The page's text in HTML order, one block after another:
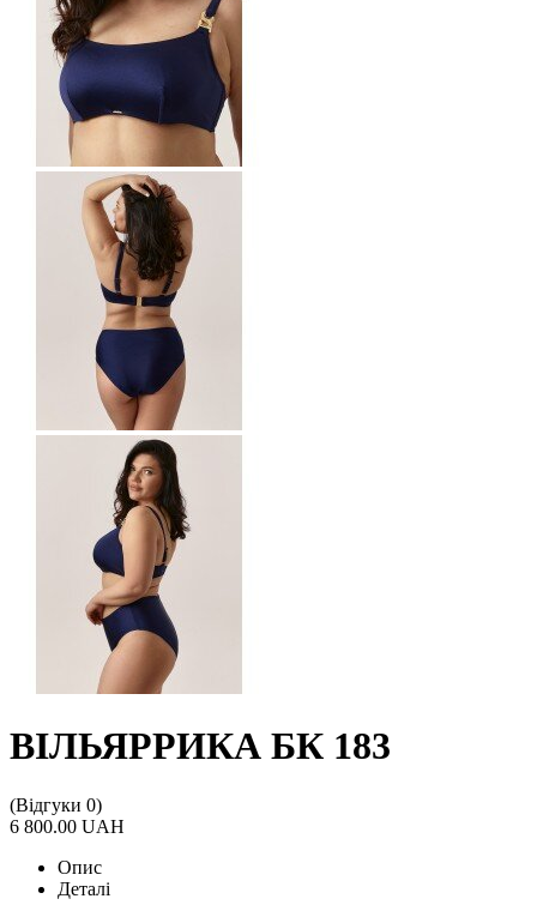
ВІЛЬЯРРИКА БК 183
(Відгуки 0)
6 800.00 UAH
Опис
Деталі